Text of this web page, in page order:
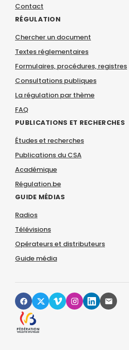
Contact
RÉGULATION
Chercher un document
Textes réglementaires
Formulaires, procédures, registres
Consultations publiques
La régulation par thème
FAQ
PUBLICATIONS ET RECHERCHES
Études et recherches
Publications du CSA
Académique
Régulation.be
GUIDE MÉDIAS
Radios
Télévisions
Opérateurs et distributeurs
Guide média